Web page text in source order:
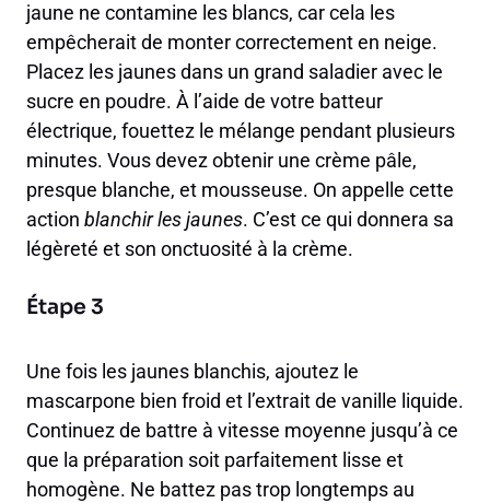
jaune ne contamine les blancs, car cela les
empêcherait de monter correctement en neige.
Placez les jaunes dans un grand saladier avec le
sucre en poudre. À l’aide de votre batteur
électrique, fouettez le mélange pendant plusieurs
minutes. Vous devez obtenir une crème pâle,
presque blanche, et mousseuse. On appelle cette
action blanchir les jaunes. C’est ce qui donnera sa
légèreté et son onctuosité à la crème.
Étape 3
Une fois les jaunes blanchis, ajoutez le
mascarpone bien froid et l’extrait de vanille liquide.
Continuez de battre à vitesse moyenne jusqu’à ce
que la préparation soit parfaitement lisse et
homogène. Ne battez pas trop longtemps au